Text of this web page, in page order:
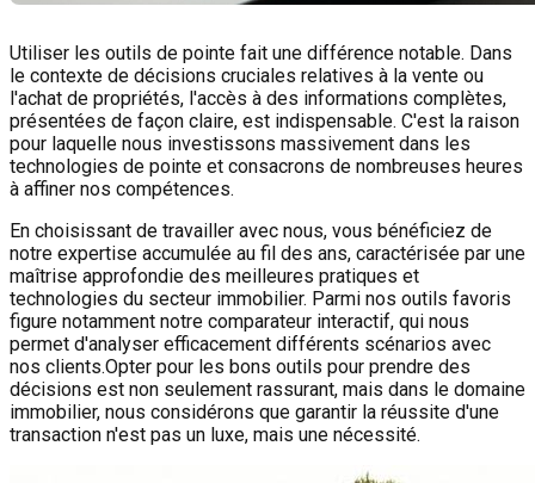
Utiliser les outils de pointe fait une différence notable. Dans
le contexte de décisions cruciales relatives à la vente ou
l'achat de propriétés, l'accès à des informations complètes,
présentées de façon claire, est indispensable. C'est la raison
pour laquelle nous investissons massivement dans les
technologies de pointe et consacrons de nombreuses heures
à affiner nos compétences.
En choisissant de travailler avec nous, vous bénéficiez de
notre expertise accumulée au fil des ans, caractérisée par une
maîtrise approfondie des meilleures pratiques et
technologies du secteur immobilier. Parmi nos outils favoris
figure notamment notre comparateur interactif, qui nous
permet d'analyser efficacement différents scénarios avec
nos clients.Opter pour les bons outils pour prendre des
décisions est non seulement rassurant, mais dans le domaine
immobilier, nous considérons que garantir la réussite d'une
transaction n'est pas un luxe, mais une nécessité.